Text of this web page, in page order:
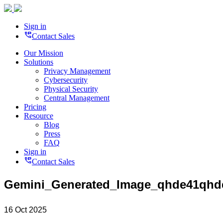
Sign in
perm_phone_msgContact Sales
Our Mission
Solutions
Privacy Management
Cybersecurity
Physical Security
Central Management
Pricing
Resource
Blog
Press
FAQ
Sign in
perm_phone_msgContact Sales
16 Oct 2025